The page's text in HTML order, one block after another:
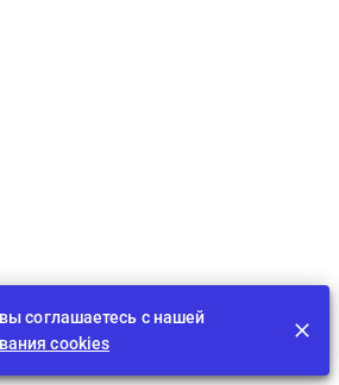
соглашаетесь с нашей
cookies